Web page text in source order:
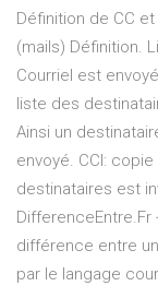
Définition de CC
(mails) Définition.
Courriel est
liste des
Ainsi un
envoyé. CCI:
destinataires est
différence entre
par le langage